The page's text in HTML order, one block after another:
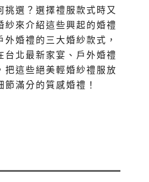
挑選？選擇禮服款式時又
紗來介紹這些興起的婚禮
婚禮的三大婚紗款式，
台北最新家宴、戶外婚禮
把這些絕美輕婚紗禮服放
節滿分的質感婚禮！